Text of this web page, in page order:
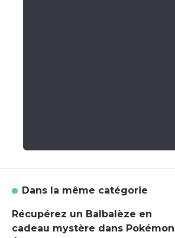
Dans la même catégorie
Récupérez un Balbalèze en
cadeau mystère dans Pokémon